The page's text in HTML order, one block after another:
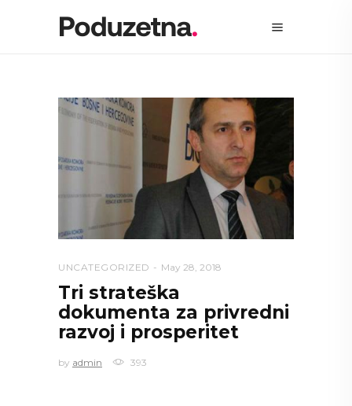
UNCATEGORIZED May 28, 2018
Tri strateška
dokumenta za privredni
razvoj i prosperitet
by admin 393